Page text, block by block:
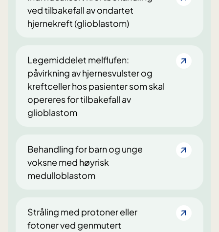
ved tilbakefall av ondartet
hjernekreft (glioblastom)
Legemiddelet melflufen:
påvirkning av hjernesvulster og
kreftceller hos pasienter som skal
opereres for tilbakefall av
glioblastom
Behandling for barn og unge
voksne med høyrisk
medulloblastom
Stråling med protoner eller
fotoner ved genmutert